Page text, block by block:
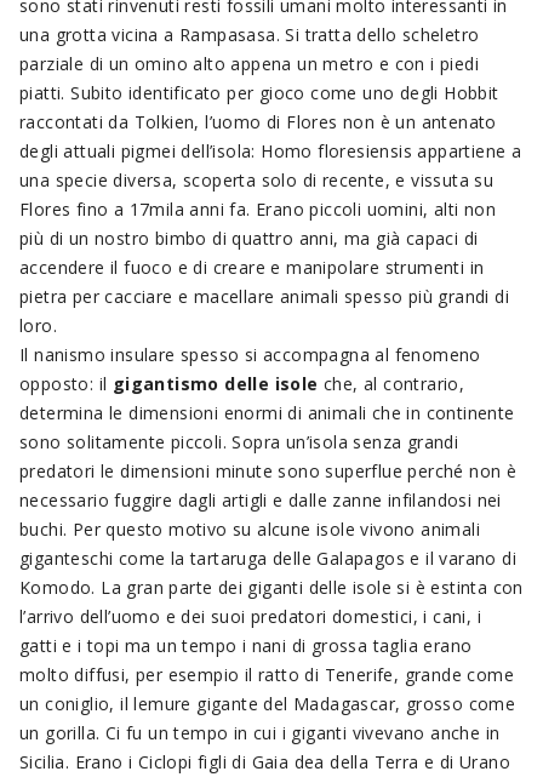
sono stati rinvenuti resti fossili umani molto interessanti in
una grotta vicina a Rampasasa. Si tratta dello scheletro
parziale di un omino alto appena un metro e con i piedi
piatti. Subito identificato per gioco come uno degli Hobbit
raccontati da Tolkien, l’uomo di Flores non è un antenato
degli attuali pigmei dell’isola: Homo floresiensis appartiene a
una specie diversa, scoperta solo di recente, e vissuta su
Flores fino a 17mila anni fa. Erano piccoli uomini, alti non
più di un nostro bimbo di quattro anni, ma già capaci di
accendere il fuoco e di creare e manipolare strumenti in
pietra per cacciare e macellare animali spesso più grandi di
loro.
Il nanismo insulare spesso si accompagna al fenomeno
opposto: il gigantismo delle isole che, al contrario,
determina le dimensioni enormi di animali che in continente
sono solitamente piccoli. Sopra un’isola senza grandi
predatori le dimensioni minute sono superflue perché non è
necessario fuggire dagli artigli e dalle zanne infilandosi nei
buchi. Per questo motivo su alcune isole vivono animali
giganteschi come la tartaruga delle Galapagos e il varano di
Komodo. La gran parte dei giganti delle isole si è estinta con
l’arrivo dell’uomo e dei suoi predatori domestici, i cani, i
gatti e i topi ma un tempo i nani di grossa taglia erano
molto diffusi, per esempio il ratto di Tenerife, grande come
un coniglio, il lemure gigante del Madagascar, grosso come
un gorilla. Ci fu un tempo in cui i giganti vivevano anche in
Sicilia. Erano i Ciclopi figli di Gaia dea della Terra e di Urano